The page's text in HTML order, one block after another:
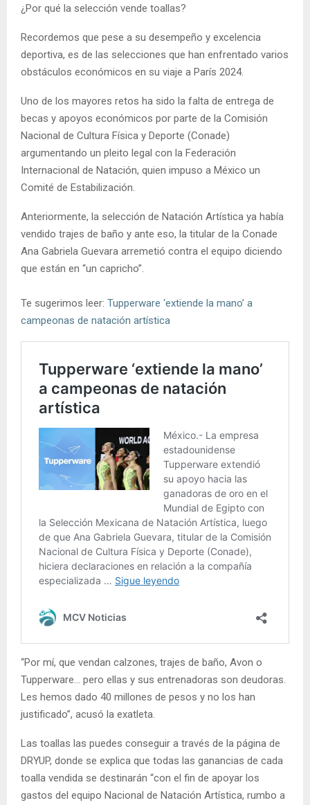
¿Por qué la selección vende toallas?
Recordemos que pese a su desempeño y excelencia
deportiva, es de las selecciones que han enfrentado varios
obstáculos económicos en su viaje a París 2024.
Uno de los mayores retos ha sido la falta de entrega de
becas y apoyos económicos por parte de la Comisión
Nacional de Cultura Física y Deporte (Conade)
argumentando un pleito legal con la Federación
Internacional de Natación, quien impuso a México un
Comité de Estabilización.
Anteriormente, la selección de Natación Artística ya había
vendido trajes de baño y ante eso, la titular de la Conade
Ana Gabriela Guevara arremetió contra el equipo diciendo
que están en “un capricho”.
Te sugerimos leer: Tupperware ‘extiende la mano’ a
campeonas de natación artística
“Por mí, que vendan calzones, trajes de baño, Avon o
Tupperware… pero ellas y sus entrenadoras son deudoras.
Les hemos dado 40 millones de pesos y no los han
justificado”, acusó la exatleta.
Las toallas las puedes conseguir a través de la página de
DRYUP, donde se explica que todas las ganancias de cada
toalla vendida se destinarán “con el fin de apoyar los
gastos del equipo Nacional de Natación Artística, rumbo a